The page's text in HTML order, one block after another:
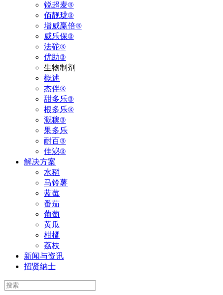
锐超麦®
佰靓珑®
增威赢倍®
威乐保®
法砣®
优助®
生物制剂
概述
杰伴®
甜多乐®
根多乐®
溉稼®
果多乐
耐百®
佳泌®
解决方案
水稻
马铃薯
蓝莓
番茄
葡萄
黄瓜
柑橘
荔枝
新闻与资讯
招贤纳士